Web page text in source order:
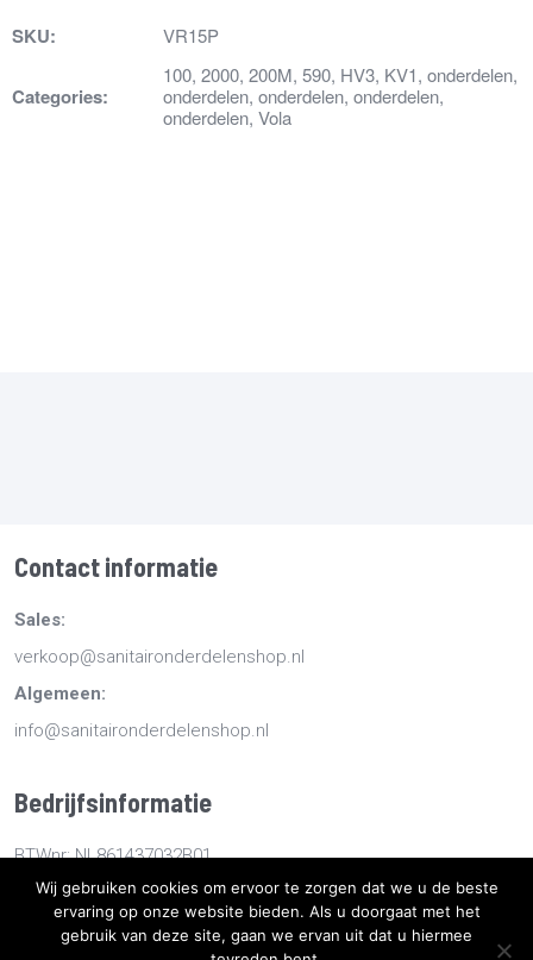
SKU: VR15P
Categories:
100, 2000, 200M, 590, HV3, KV1, onderdelen,
onderdelen, onderdelen, onderdelen,
onderdelen, Vola
Contact informatie
Sales:
verkoop@sanitaironderdelenshop.nl
Algemeen:
info@sanitaironderdelenshop.nl
Bedrijfsinformatie
BTWnr: NL861437032B01
KvKnr: 78527112
Wij gebruiken cookies om ervoor te zorgen dat we u de beste
ervaring op onze website bieden. Als u doorgaat met het
gebruik van deze site, gaan we ervan uit dat u hiermee